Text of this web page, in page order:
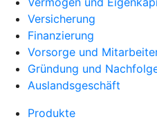
Versicherung
Finanzierung
Vorsorge und
Gründung und
Auslandsgeschäft
Produkte